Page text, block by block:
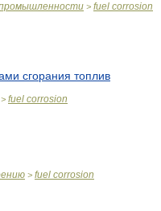
промышленности > fuel corrosion
сгорания топлив
> fuel corrosion
> fuel corrosion